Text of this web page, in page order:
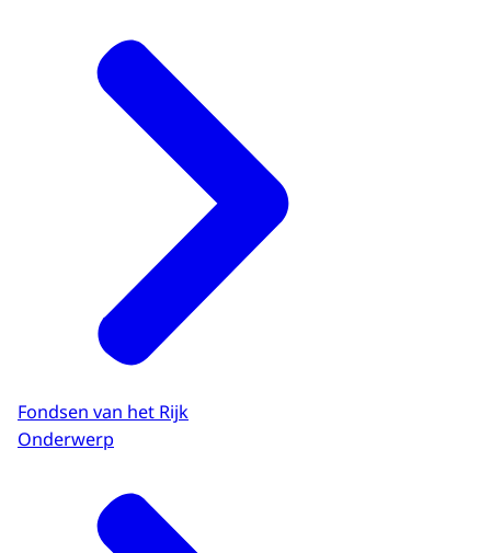
Fondsen van het Rijk
Onderwerp